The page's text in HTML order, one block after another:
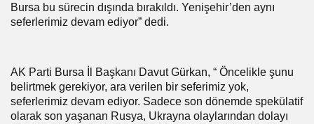
Bursa bu sürecin dışında bırakıldı. Yenişehir’den aynı
seferlerimiz devam ediyor” dedi.
AK Parti Bursa İl Başkanı Davut Gürkan, “ Öncelikle şunu
belirtmek gerekiyor, ara verilen bir seferimiz yok,
seferlerimiz devam ediyor. Sadece son dönemde spekülatif
olarak son yaşanan Rusya, Ukrayna olaylarından dolayı